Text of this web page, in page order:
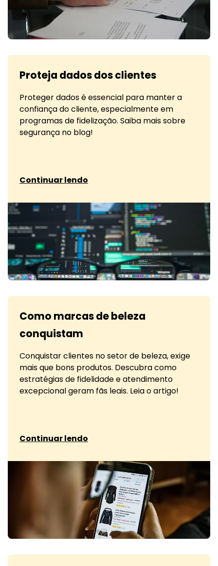
Proteja dados dos clientes
Proteger dados é essencial para manter a
confiança do cliente, especialmente em
programas de fidelização. Saiba mais sobre
segurança no blog!
Continuar lendo
Como marcas de beleza
conquistam
Conquistar clientes no setor de beleza, exige
mais que bons produtos. Descubra como
estratégias de fidelidade e atendimento
excepcional geram fãs leais. Leia o artigo!
Continuar lendo